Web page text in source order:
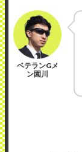
ベテランGメ
ン園川